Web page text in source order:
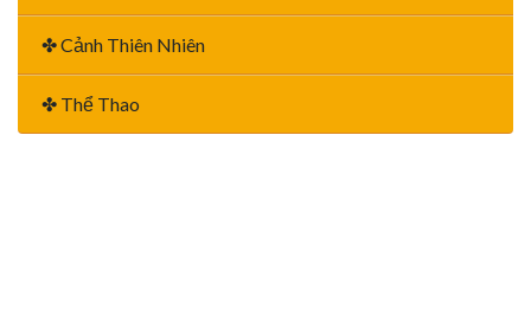
✤ Cảnh Thiên Nhiên
✤ Thể Thao